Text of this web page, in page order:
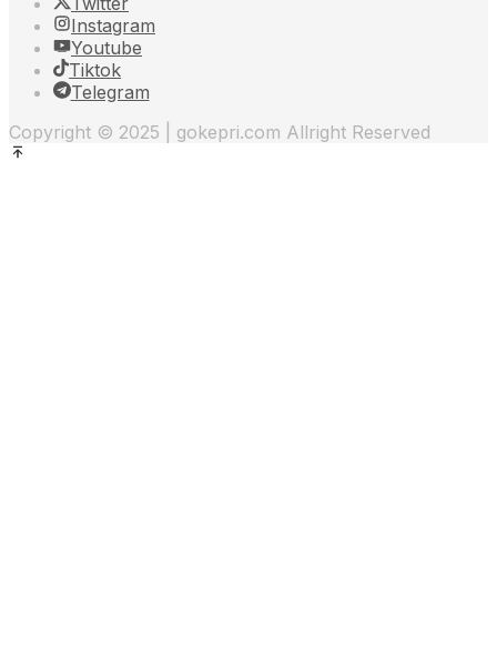
Instagram
Youtube
Tiktok
Telegram
Copyright © 2025 | gokepri.com Allright Reserved